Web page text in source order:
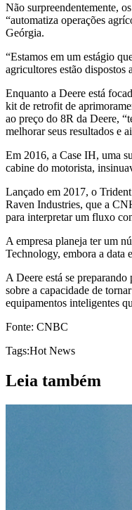
Não surpreendentemente,
“automatiza operações
Geórgia.
“Estamos em um estágio
agricultores estão dispostos
Enquanto a Deere está
kit de retrofit de
ao preço do 8R da Deere,
melhorar seus resultados e
Em 2016, a Case IH, uma
cabine do motorista,
Lançado em 2017, o
Raven Industries, que a
para interpretar um fluxo
A empresa planeja ter um
Technology, embora a data
A Deere está se
sobre a capacidade de
equipamentos inteligentes
Fonte: CNBC
Tags:Hot News
Leia também